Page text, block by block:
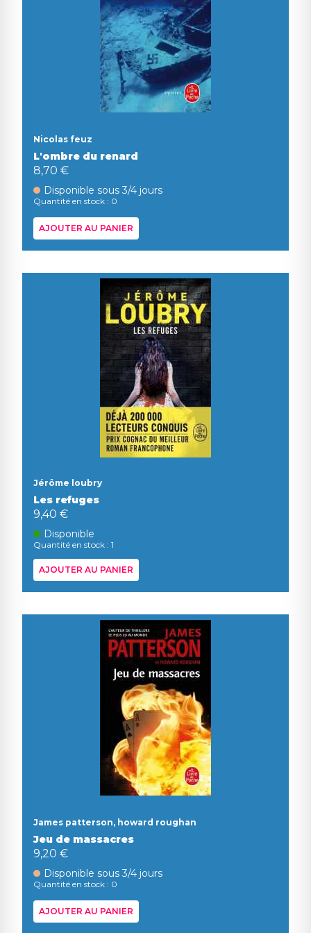
Nicolas feuz
L'ombre du renard
8,70 €
Disponible sous 3/4 jours
Quantité en stock : 0
AJOUTER AU PANIER
Jérôme loubry
Les refuges
9,40 €
Disponible
Quantité en stock : 1
AJOUTER AU PANIER
James patterson, howard roughan
Jeu de massacres
9,20 €
Disponible sous 3/4 jours
Quantité en stock : 0
AJOUTER AU PANIER